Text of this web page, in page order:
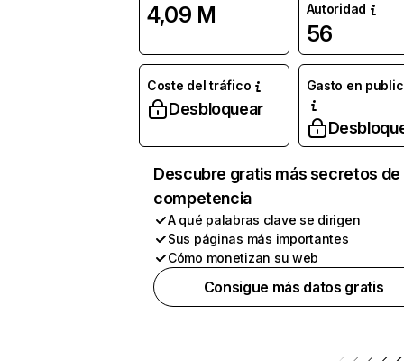
4,09 M
Autoridad
56
Coste del tráfico
Desbloquear
Gasto en
Descubre gratis más secretos de
competencia
A qué palabras clave se dirigen
Sus páginas más importantes
Cómo monetizan su web
Consigue más datos gratis